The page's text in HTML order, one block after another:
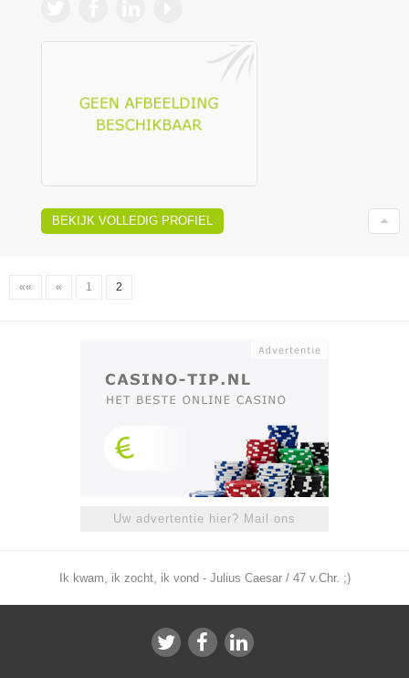
BEKIJK VOLLEDIG PROFIEL
«« « 1 2
Uw advertentie hier? Mail ons
Ik kwam, ik zocht, ik vond - Julius Caesar / 47 v.Chr. ;)